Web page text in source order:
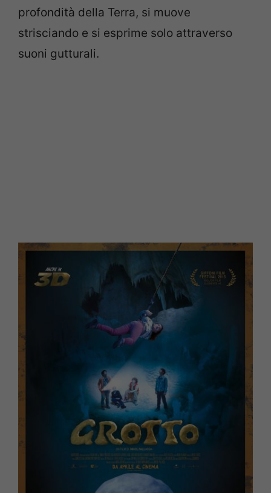
profondità della Terra, si muove
strisciando e si esprime solo attraverso
suoni gutturali.